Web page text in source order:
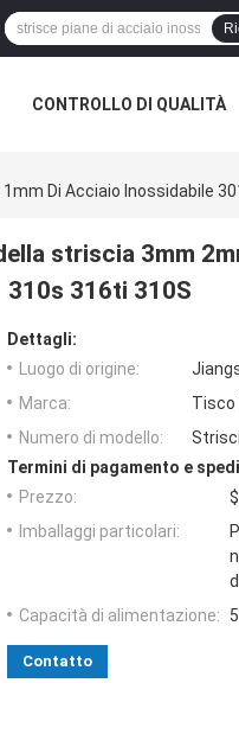
CONTROLLO DI QUALITÀ
Di Acciaio Inossidabile
striscia 3mm
310s 316ti 310S
Dettagli:
Luogo di origine:
Marca:
Tisco
Numero di modello:
Termini di pagamento e
Prezzo:
Imballaggi particolari:
Capacità di alimentazione:
Contatto